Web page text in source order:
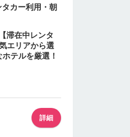
カー利用・朝
滞在中レンタ
エリアから選
テルを厳選！
詳細